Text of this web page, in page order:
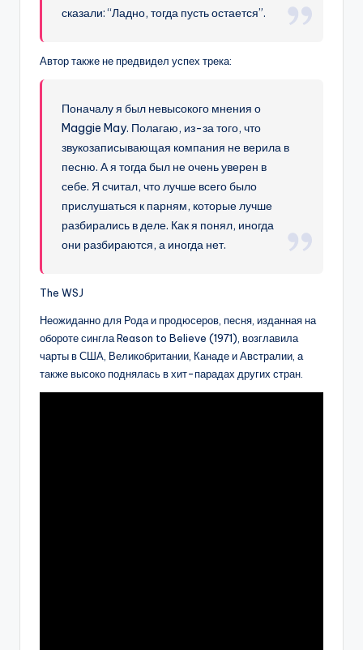
сказали: “Ладно, тогда пусть остается”.
Автор также не предвидел успех трека:
Поначалу я был невысокого мнения о
Maggie May. Полагаю, из-за того, что
звукозаписывающая компания не верила в
песню. А я тогда был не очень уверен в
себе. Я считал, что лучше всего было
прислушаться к парням, которые лучше
разбирались в деле. Как я понял, иногда
они разбираются, а иногда нет.
The WSJ
Неожиданно для Рода и продюсеров, песня, изданная на
обороте сингла Reason to Believe (1971), возглавила
чарты в США, Великобритании, Канаде и Австралии, а
также высоко поднялась в хит-парадах других стран.